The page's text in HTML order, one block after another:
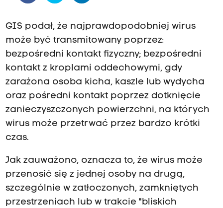
GIS podał, że najprawdopodobniej wirus
może być transmitowany poprzez:
bezpośredni kontakt fizyczny; bezpośredni
kontakt z kroplami oddechowymi, gdy
zarażona osoba kicha, kaszle lub wydycha
oraz pośredni kontakt poprzez dotknięcie
zanieczyszczonych powierzchni, na których
wirus może przetrwać przez bardzo krótki
czas.
Jak zauważono, oznacza to, że wirus może
przenosić się z jednej osoby na drugą,
szczególnie w zatłoczonych, zamkniętych
przestrzeniach lub w trakcie "bliskich